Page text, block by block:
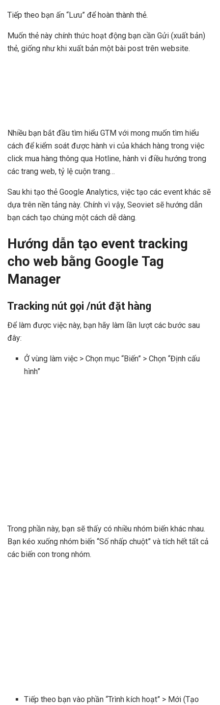
Tiếp theo bạn ấn “Lưu” để hoàn thành thẻ.
Muốn thẻ này chính thức hoạt động bạn cần Gửi (xuất bản)
thẻ, giống như khi xuất bản một bài post trên website.
Nhiều bạn bắt đầu tìm hiểu GTM với mong muốn tìm hiểu
cách để kiểm soát được hành vi của khách hàng trong việc
click mua hàng thông qua Hotline, hành vi điều hướng trong
các trang web, tỷ lệ cuộn trang…
Sau khi tạo thẻ Google Analytics, việc tạo các event khác sẽ
dựa trên nền tảng này. Chính vì vậy, Seoviet sẽ hướng dẫn
bạn cách tạo chúng một cách dễ dàng.
Hướng dẫn tạo event tracking
cho web bằng Google Tag
Manager
Tracking nút gọi /nút đặt hàng
Để làm được việc này, bạn hãy làm lần lượt các bước sau
đây:
Ở vùng làm việc > Chọn mục “Biến” > Chọn “Định cấu
hình”
Trong phần này, bạn sẽ thấy có nhiều nhóm biến khác nhau.
Bạn kéo xuống nhóm biến “Số nhấp chuột” và tích hết tất cả
các biến con trong nhóm.
Tiếp theo bạn vào phần “Trình kích hoạt” > Mới (Tạo